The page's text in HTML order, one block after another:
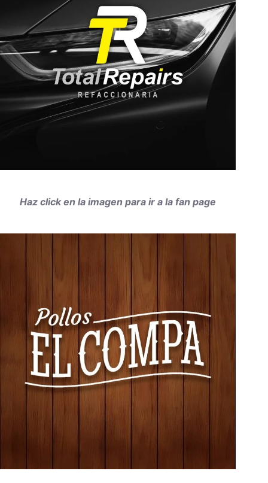
Haz click en la imagen para ir a la fan page